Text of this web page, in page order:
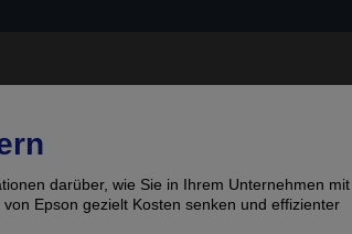
darüber, wie Sie in Ihrem Unternehmen mit
Epson gezielt Kosten senken und effizienter